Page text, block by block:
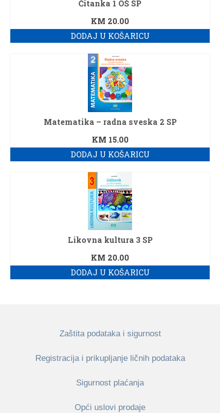
Čitanka 1 OŠ SP
KM 20.00
DODAJ U KOŠARICU
Matematika – radna sveska 2 SP
KM 15.00
DODAJ U KOŠARICU
Likovna kultura 3 SP
KM 20.00
DODAJ U KOŠARICU
Zaštita podataka i sigurnost
Registracija i prikupljanje ličnih podataka
Sigurnost plaćanja
Opći uslovi prodaje